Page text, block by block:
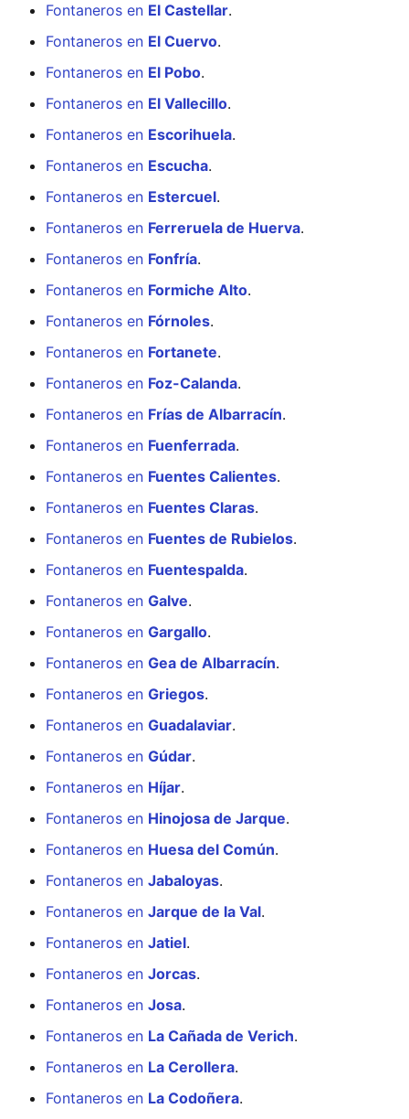
Fontaneros en El Castellar.
Fontaneros en El Cuervo.
Fontaneros en El Pobo.
Fontaneros en El Vallecillo.
Fontaneros en Escorihuela.
Fontaneros en Escucha.
Fontaneros en Estercuel.
Fontaneros en Ferreruela de Huerva.
Fontaneros en Fonfría.
Fontaneros en Formiche Alto.
Fontaneros en Fórnoles.
Fontaneros en Fortanete.
Fontaneros en Foz-Calanda.
Fontaneros en Frías de Albarracín.
Fontaneros en Fuenferrada.
Fontaneros en Fuentes Calientes.
Fontaneros en Fuentes Claras.
Fontaneros en Fuentes de Rubielos.
Fontaneros en Fuentespalda.
Fontaneros en Galve.
Fontaneros en Gargallo.
Fontaneros en Gea de Albarracín.
Fontaneros en Griegos.
Fontaneros en Guadalaviar.
Fontaneros en Gúdar.
Fontaneros en Híjar.
Fontaneros en Hinojosa de Jarque.
Fontaneros en Huesa del Común.
Fontaneros en Jabaloyas.
Fontaneros en Jarque de la Val.
Fontaneros en Jatiel.
Fontaneros en Jorcas.
Fontaneros en Josa.
Fontaneros en La Cañada de Verich.
Fontaneros en La Cerollera.
Fontaneros en La Codoñera.